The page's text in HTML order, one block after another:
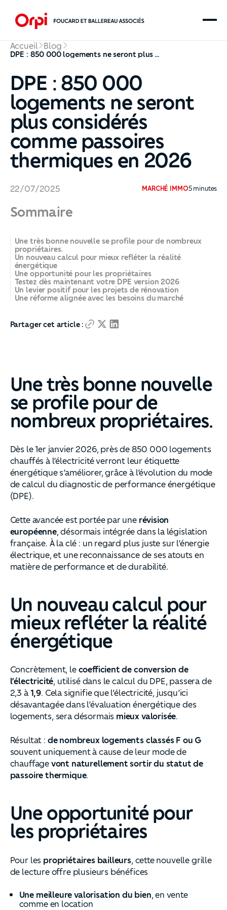
Accueil Blog
DPE : 850 000 logements ne seront plus considérés comme passoires thermiques en 2026
DPE : 850 000
logements ne seront
plus considérés
comme passoires
thermiques en 2026
22/07/2025 MARCHÉ IMMO5minutes
Sommaire
Une très bonne nouvelle se profile pour de nombreux
propriétaires.
Un nouveau calcul pour mieux refléter la réalité
énergétique
Une opportunité pour les propriétaires
Testez dès maintenant votre DPE version 2026
Un levier positif pour les projets de rénovation
Une réforme alignée avec les besoins du marché
Partager cet article :
Une très bonne nouvelle
se profile pour de
nombreux propriétaires.
Dès le 1er janvier 2026, près de 850 000 logements
chauffés à l’électricité verront leur étiquette
énergétique s’améliorer, grâce à l’évolution du mode
de calcul du diagnostic de performance énergétique
(DPE).
Cette avancée est portée par une révision
européenne, désormais intégrée dans la législation
française. À la clé : un regard plus juste sur l’énergie
électrique, et une reconnaissance de ses atouts en
matière de performance et de durabilité.
Un nouveau calcul pour
mieux refléter la réalité
énergétique
Concrètement, lecoefficient de conversion de
l’électricité, utilisé dans le calcul du DPE, passera de
2,3 à1,9. Cela signifie que l’électricité, jusqu’ici
désavantagée dans l’évaluation énergétique des
logements, sera désormais mieux valorisée.
Résultat : de nombreux logements classés F ou G
souvent uniquement à cause de leur mode de
chauffagevont naturellement sortir du statut de
passoire thermique.
Une opportunité pour
les propriétaires
Pour les propriétaires bailleurs, cette nouvelle grille
de lecture offre plusieurs bénéfices
Une meilleure valorisation du bien, en vente
comme en location